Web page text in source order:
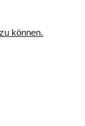
können.